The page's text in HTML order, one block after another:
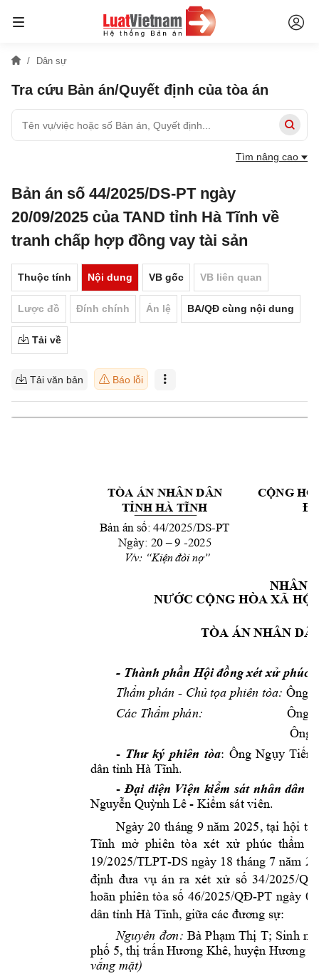
Dân sự
Tra cứu Bản án/Quyết định của tòa án
Tìm nâng cao
Bản án số 44/2025/DS-PT ngày
20/09/2025 của TAND tỉnh Hà Tĩnh về
tranh chấp hợp đồng vay tài sản
Thuộc tính Nội dung VB gốc VB liên quan
Lược đồ Đính chính Án lệ BA/QĐ cùng nội dung
Tải về
Tải văn bản Báo lỗi
NHÂN
NƯỚC CỘNG HÒA XÃ
TÒA ÁN NHÂN
- Thành phần Hội đồng xét xử phúc
Thẩm phán - Chủ tọa phiên tòa: Ông
Các Thẩm phán: Ông
Ông
- Thư ký phiên tòa: Ông Ngụy Tiến
dân tnh Hà Tnh.
- Đại diện Viện kiểm sát nhân dân
Nguyễn Quỳnh Lê - Kiểm st viên.
Ngày 20 tháng 9 năm 2025, tại hội
Tnh m
  phi
ên  ta xét xử phc  thm
19/2025/TLPT-DS ngày 18 tháng 7 năm
định đưa vụ án ra xét xử số 34/2025/QĐ
hoãn phiên tòa số 46/2025/QĐ-PT ngày 07
dân tnh Hà Tnh, giữa cc đương sự:
Nguyên đơn: Bà Phạm Thị T; Sinh
phố 5, thị trấn Hương Khê, huyện Hương
vắng mặt)
TÒA ÁN NHÂN DÂN
TỈNH HÀ TĨNH
Bản n số: 44/2025/DS-PT
Ngày: 20 – 9 -2025
  V/v:
“Kiện đòi nợ”
CỘNG